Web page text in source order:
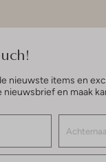
nieuwste items en
en maak